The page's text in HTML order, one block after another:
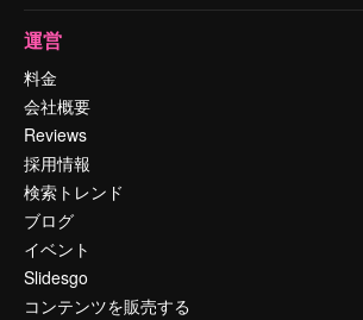
運営
料金
会社概要
Reviews
採用情報
検索トレンド
ブログ
イベント
Slidesgo
コンテンツを販売する